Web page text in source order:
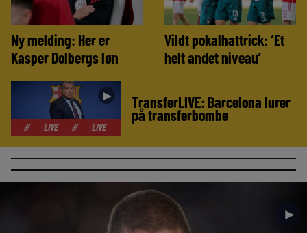
Ny melding: Her er
Kasper Dolbergs løn
Vildt pokalhattrick: ‘Et
helt andet niveau’
►
LIVE LIVE LIVE //
TransferLIVE: Barcelona lurer
på transferbombe
►